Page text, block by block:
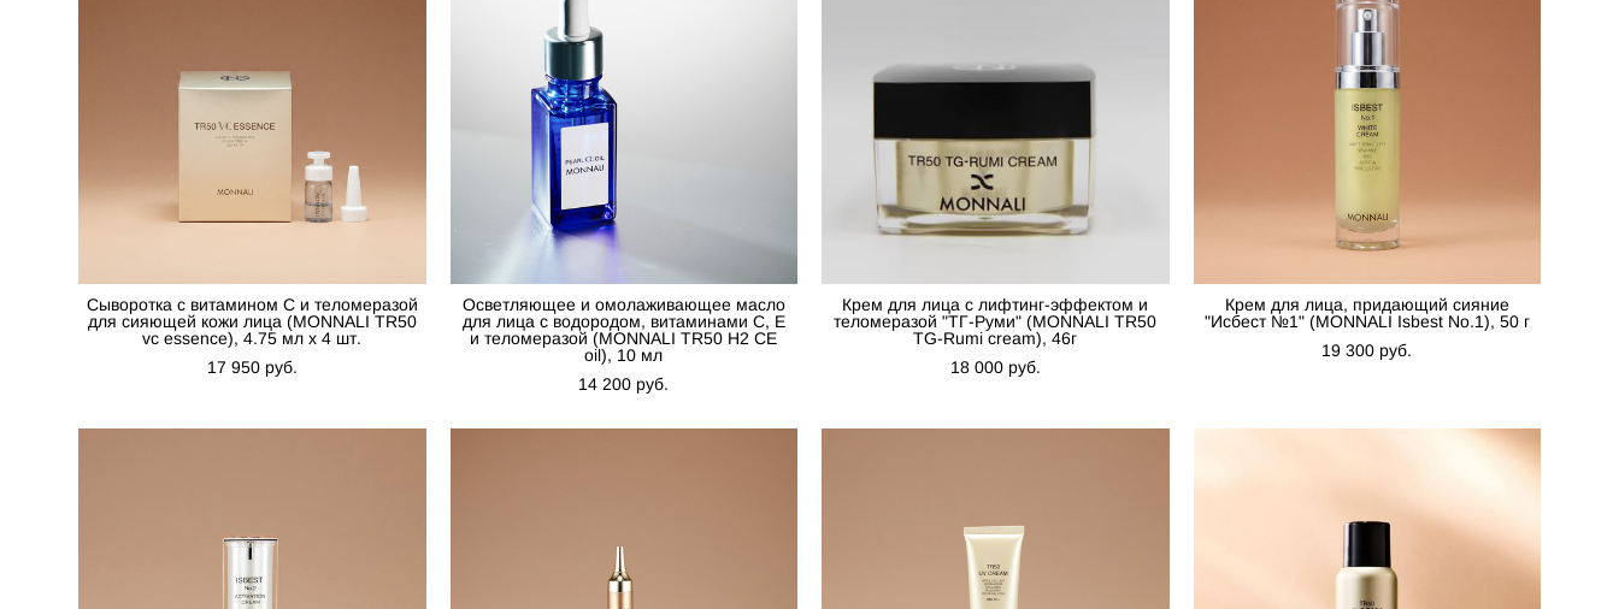
Сыворотка с витамином С и теломеразой
для сияющей кожи лица (MONNALI TR50
vc essence), 4.75 мл x 4 шт.
17 950 pуб.
Осветляющее и омолаживающее масло
для лица с водородом, витаминами С, Е
и теломеразой (MONNALI TR50 H2 CE
oil), 10 мл
14 200 pуб.
Крем для лица с лифтинг-эффектом и
теломеразой "ТГ-Руми" (MONNALI TR50
TG-Rumi cream), 46г
18 000 pуб.
Крем для лица, придающий сияние
"Исбест №1" (MONNALI Isbest No.1), 50 г
19 300 pуб.